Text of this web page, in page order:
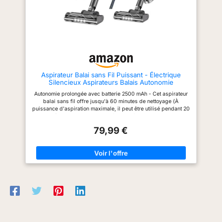
wd 2 plus avec un filtre
cartouche, un sachet filtre ouate,
un suceur sol et fente, le
Aspirateur Balai sans Fil Puissant - Électrique
Silencieux Aspirateurs Balais Autonomie
LED Cordless Vacuum Cleaner pour Poils
d’Animaux Tapis Sols Durs
Autonomie prolongée avec batterie 2500 mAh - Cet aspirateur
balai sans fil offre jusqu'à 60 minutes de nettoyage (À
puissance d'aspiration maximale, il peut être utilisé pendant 20
fréquemment. Rangement et nettoyage sans effort - Cet
peu encombrante qui charge votre aspirateur sans fil puissant
lorsqu'il n'est pas utilisé (charge complète en 4-5 heures), le
préparant ainsi pour la prochaine utilisation. Le réservoir à
tactile LED moderne - Cet aspirateur balai sans fil puissant est
79,99 €